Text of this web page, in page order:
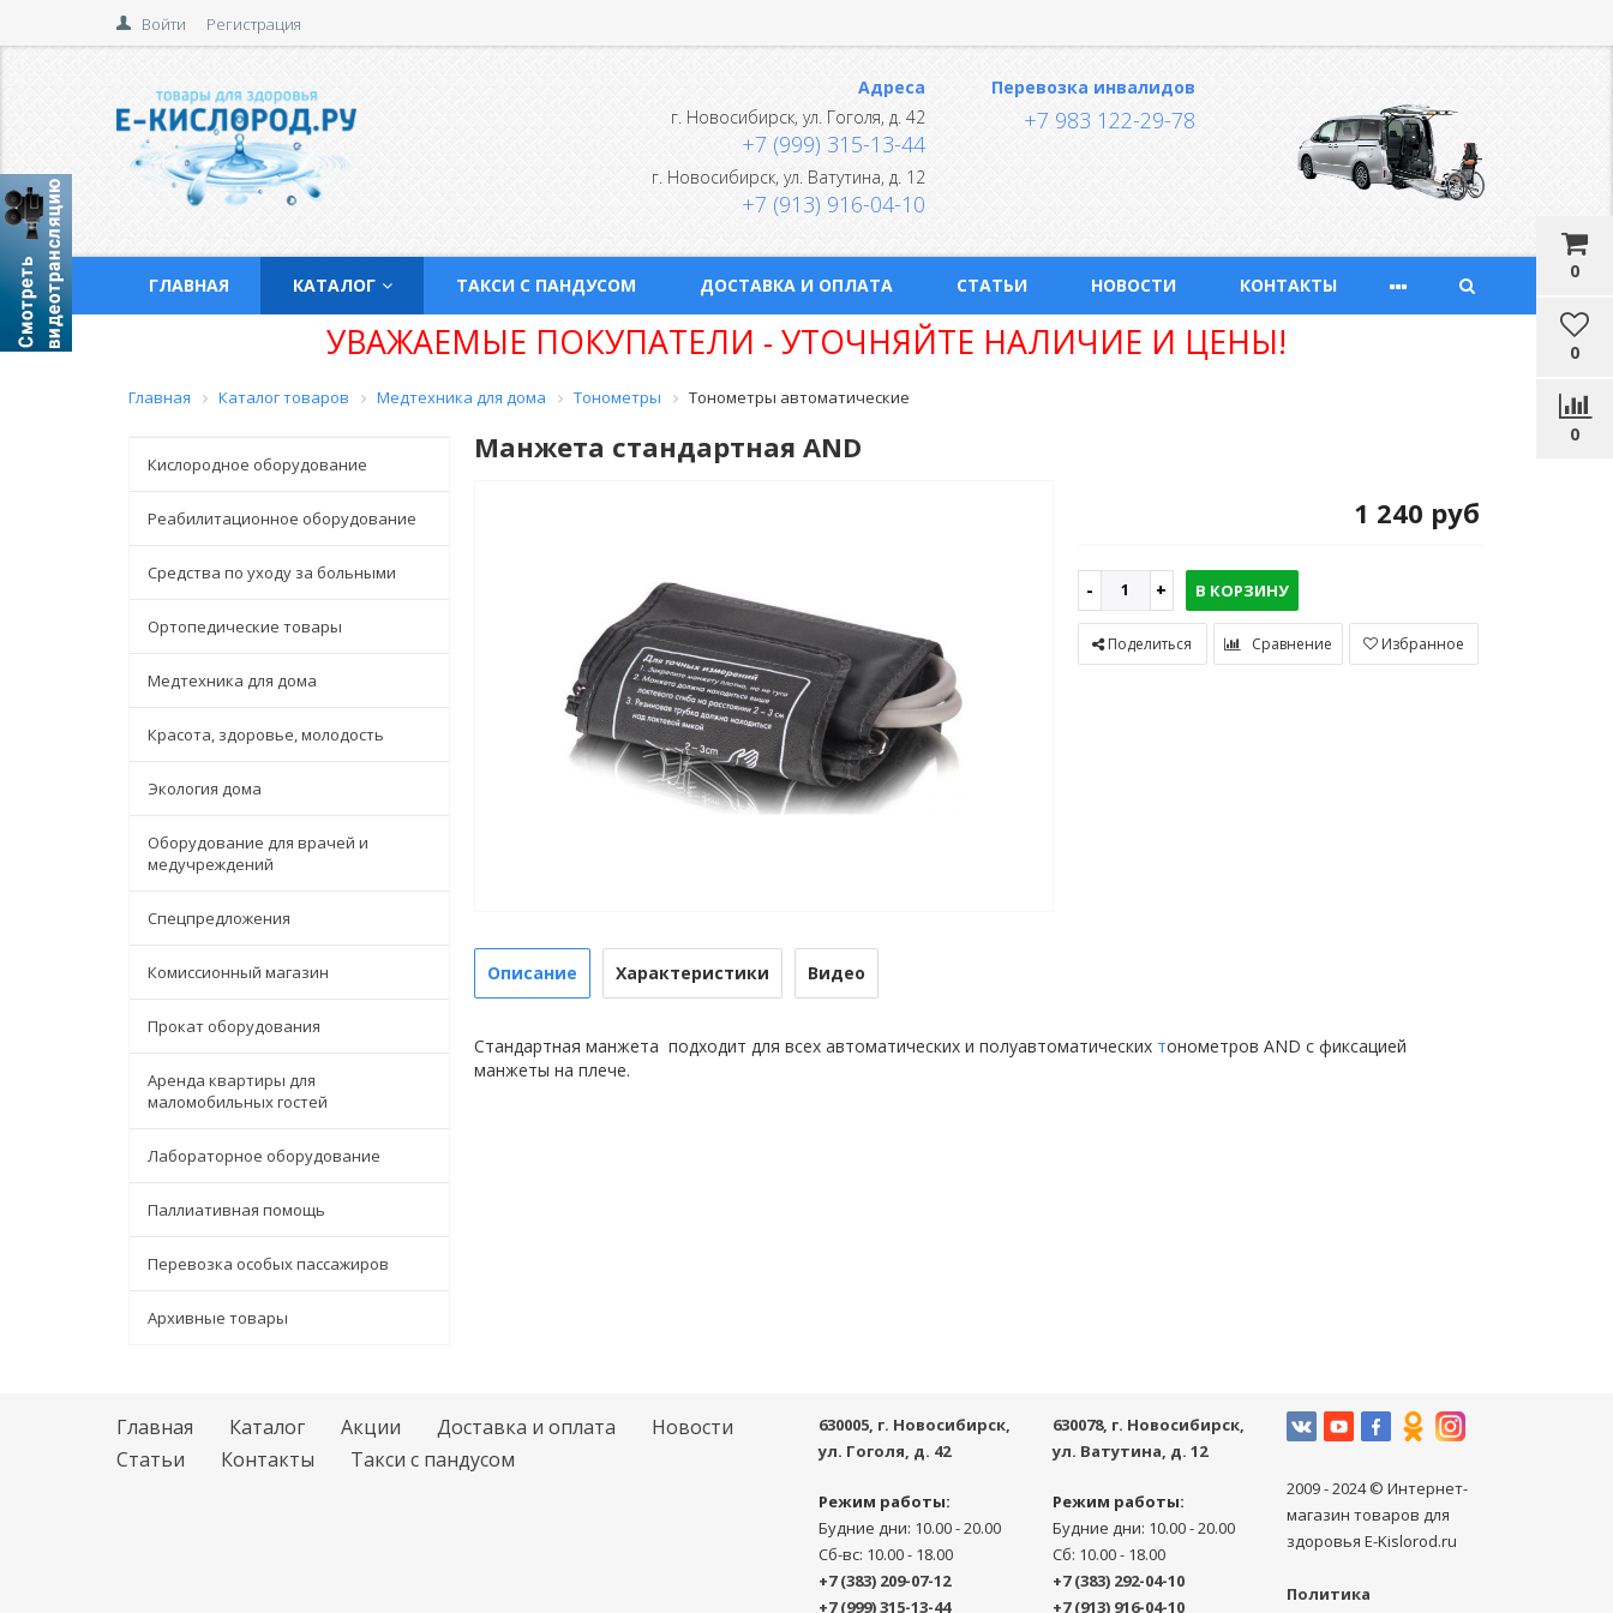
Войти Регистрация
0
0
0
Адреса
г. Новосибирск, ул. Гоголя, д. 42
+7 (999) 315-13-44
г. Новосибирск, ул. Ватутина, д. 12
+7 (913) 916-04-10
Перевозка инвалидов
+7 983 122-29-78
ГЛАВНАЯ КАТАЛОГ ТАКСИ С ПАНДУСОМ ДОСТАВКА И ОПЛАТА СТАТЬИ НОВОСТИ КОНТАКТЫ
УВАЖАЕМЫЕ ПОКУПАТЕЛИ - УТОЧНЯЙТЕ НАЛИЧИЕ И ЦЕНЫ!
Главная Каталог товаров Медтехника для дома Тонометры Тонометры автоматические
Кислородное оборудование
Реабилитационное оборудование
Средства по уходу за больными
Ортопедические товары
Медтехника для дома
Красота, здоровье, молодость
Экология дома
Оборудование для врачей и
медучреждений
Спецпредложения
Комиссионный магазин
Прокат оборудования
Аренда квартиры для
маломобильных гостей
Лабораторное оборудование
Паллиативная помощь
Перевозка особых пассажиров
Архивные товары
Манжета стандартная AND
1 240 руб
В КОРЗИНУ
Поделиться Сравнение Избранное
Описание Характеристики Видео
Стандартная манжета подходит для всех автоматических и полуавтоматических тонометров AND с фиксацией
манжеты на плече.
Главная Каталог Акции Доставка и оплата
Новости
Статьи
Контакты Такси с пандусом
630005, г. Новосибирск,
ул. Гоголя, д. 42
Режим работы:
Будние дни: 10.00 - 20.00
Сб-вс: 10.00 - 18.00
+7 (383) 209-07-12
+7 (999) 315-13-44
630078, г. Новосибирск,
ул. Ватутина, д. 12
Режим работы:
Будние дни: 10.00 - 20.00
Сб: 10.00 - 18.00
+7 (383) 292-04-10
+7 (913) 916-04-10
2009 - 2024 © Интернет-
магазин товаров для
здоровья E-Kislorod.ru
Политика